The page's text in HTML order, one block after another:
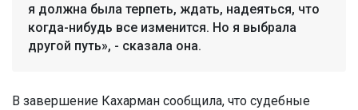
я должна была терпеть, ждать, надеяться, что
когда-нибудь все изменится. Но я выбрала
другой путь», - сказала она.
В завершение Кахарман сообщила, что судебные